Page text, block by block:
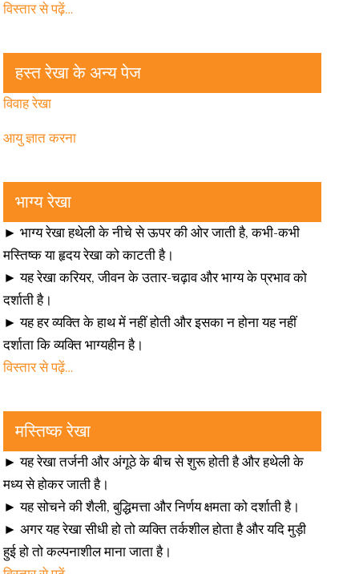
विस्तार से पढ़ें…
हस्त रेखा के अन्य पेज
विवाह रेखा
आयु ज्ञात करना
भाग्य रेखा
► भाग्य रेखा हथेली के नीचे से ऊपर की ओर जाती है, कभी-कभी
मस्तिष्क या हृदय रेखा को काटती है।
► यह रेखा करियर, जीवन के उतार-चढ़ाव और भाग्य के प्रभाव को
दर्शाती है।
► यह हर व्यक्ति के हाथ में नहीं होती और इसका न होना यह नहीं
दर्शाता कि व्यक्ति भाग्यहीन है।
विस्तार से पढ़ें…
मस्तिष्क रेखा
► यह रेखा तर्जनी और अंगूठे के बीच से शुरू होती है और हथेली के
मध्य से होकर जाती है।
► यह सोचने की शैली, बुद्धिमत्ता और निर्णय क्षमता को दर्शाती है।
► अगर यह रेखा सीधी हो तो व्यक्ति तर्कशील होता है और यदि मुड़ी
हुई हो तो कल्पनाशील माना जाता है।